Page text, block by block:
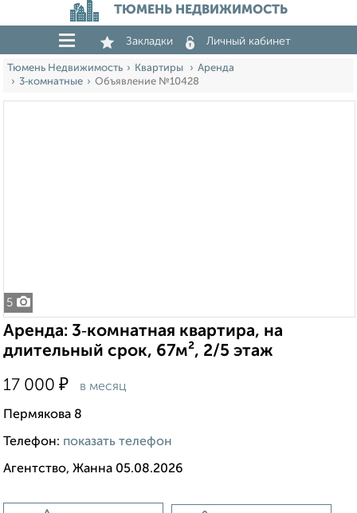
ТЮМЕНЬ НЕДВИЖИМОСТЬ
Закладки Личный кабинет
Тюмень Недвижимость Квартиры
Аренда
3‑комнатные
Объявление №10428
5
Аренда: 3‑комнатная квартира, на
длительный срок, 67м², 2/5 этаж
17 000 ₽ в месяц
Пермякова 8
Телефон: показать телефон
Агентство, Жанна 05.08.2026